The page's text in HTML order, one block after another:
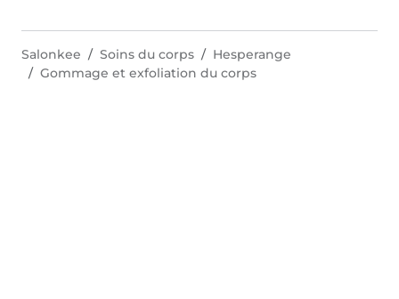
Salonkee Soins du corps
Hesperange
Gommage et exfoliation du corps